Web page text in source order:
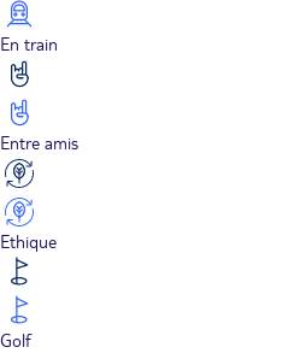
En train
Entre amis
Ethique
Golf